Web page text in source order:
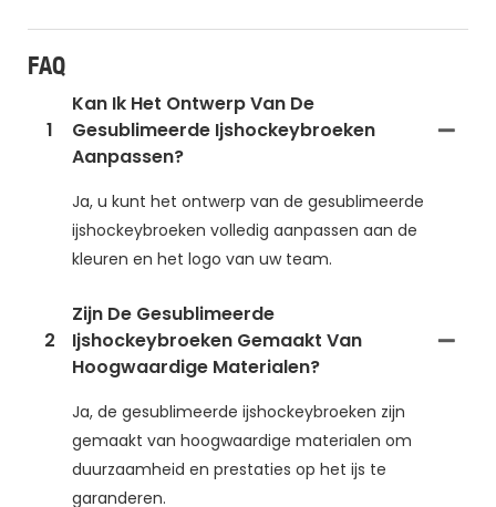
FAQ
1
Kan Ik Het Ontwerp Van De
Gesublimeerde Ijshockeybroeken
Aanpassen?
Ja, u kunt het ontwerp van de gesublimeerde
ijshockeybroeken volledig aanpassen aan de
kleuren en het logo van uw team.
2
Zijn De Gesublimeerde
Ijshockeybroeken Gemaakt Van
Hoogwaardige Materialen?
Ja, de gesublimeerde ijshockeybroeken zijn
gemaakt van hoogwaardige materialen om
duurzaamheid en prestaties op het ijs te
garanderen.